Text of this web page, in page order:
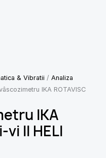
& Vibratii / Analiza
IKA ROTAVISC
IKA
vi II HELI